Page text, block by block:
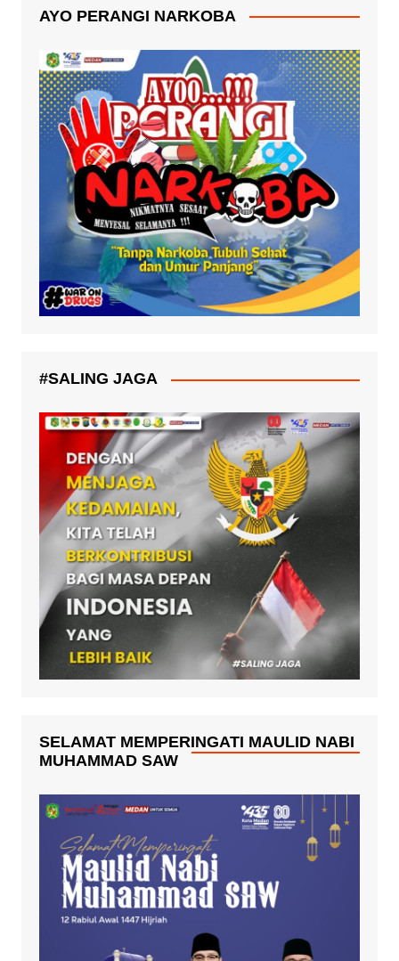
AYO PERANGI NARKOBA
#SALING JAGA
SELAMAT MEMPERINGATI MAULID NABI
MUHAMMAD SAW